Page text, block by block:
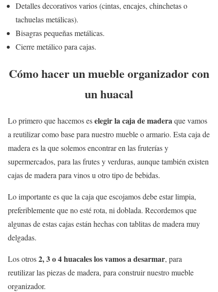
Detalles decorativos varios (cintas, encajes, chinchetas o
tachuelas metálicas).
Bisagras pequeñas metálicas.
Cierre metálico para cajas.
Cómo hacer un mueble organizador con
un huacal
Lo primero que hacemos eselegir la caja de maderaque vamos
a reutilizar como base para nuestro mueble o armario. Esta caja de
madera es la que solemos encontrar en las fruterías y
supermercados, para las frutes y verduras, aunque también existen
cajas de madera para vinos u otro tipo de bebidas.
Lo importante es que la caja que escojamos debe estar limpia,
preferiblemente que no esté rota, ni doblada. Recordemos que
algunas de estas cajas están hechas con tablitas de madera muy
delgadas.
Los otros2, 3 o 4 huacales los vamos a desarmar, para
reutilizar las piezas de madera, para construir nuestro mueble
organizador.